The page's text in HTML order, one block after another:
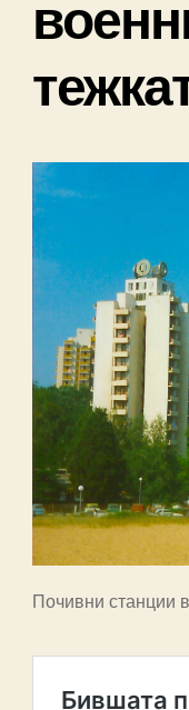
Почивни станции